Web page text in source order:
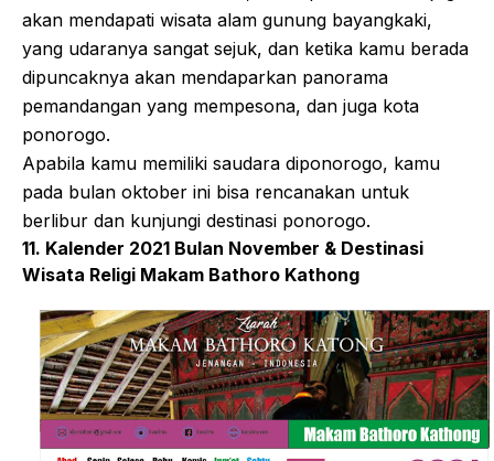
akan mendapati wisata alam gunung bayangkaki,
yang udaranya sangat sejuk, dan ketika kamu berada
dipuncaknya akan mendaparkan panorama
pemandangan yang mempesona, dan juga kota
ponorogo.
Apabila kamu memiliki saudara diponorogo, kamu
pada bulan oktober ini bisa rencanakan untuk
berlibur dan kunjungi destinasi ponorogo.
11. Kalender 2021 Bulan November & Destinasi
Wisata Religi Makam Bathoro Kathong